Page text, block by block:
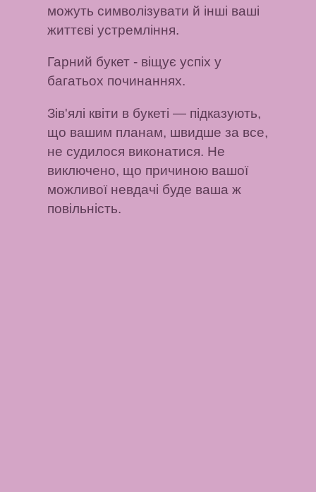
можуть символізувати й інші ваші
життєві устремління.
Гарний букет - віщує успіх у
багатьох починаннях.
Зів'ялі квіти в букеті — підказують,
що вашим планам, швидше за все,
не судилося виконатися. Не
виключено, що причиною вашої
можливої ​​невдачі буде ваша ж
повільність.